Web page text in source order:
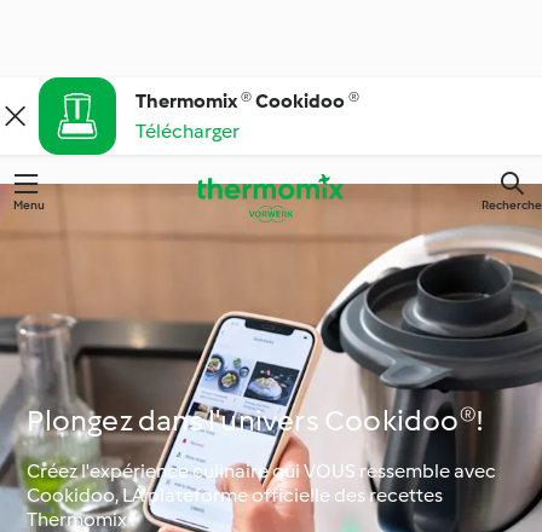
Thermomix ® Cookidoo ®
Télécharger
Menu Recherche
Plongez dans l'univers Cookidoo®!
Créez l'expérience culinaire qui VOUS ressemble avec
Cookidoo, LA plateforme officielle des recettes
Thermomix !